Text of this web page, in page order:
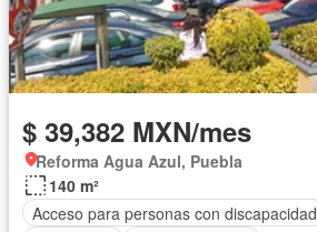
$ 39,382 MXN/mes
Reforma Agua Azul, Puebla
140 m²
Acceso para personas con discapacidad